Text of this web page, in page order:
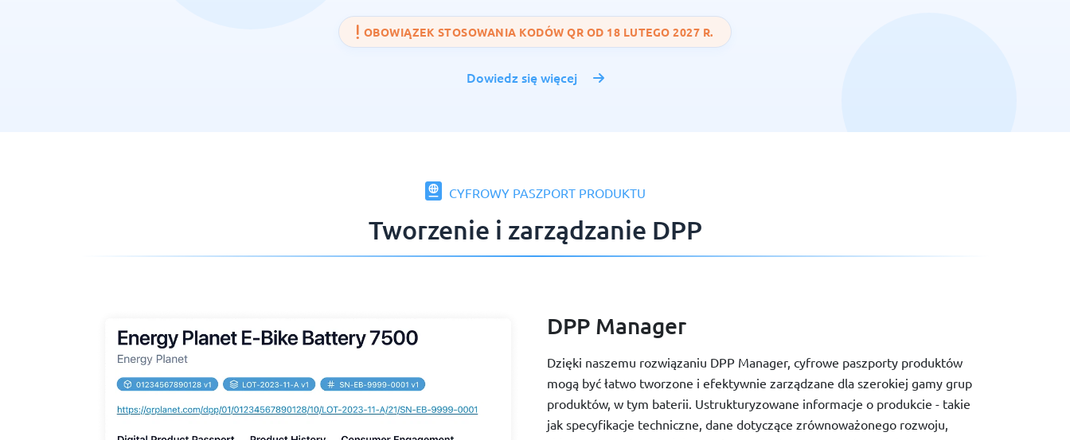
OBOWIĄZEK STOSOWANIA KODÓW QR OD 18 LUTEGO 2027 R.
Dowiedz się więcej
CYFROWY PASZPORT PRODUKTU
Tworzenie i zarządzanie DPP
DPP Manager
Dzięki naszemu rozwiązaniu DPP Manager, cyfrowe paszporty produktów
mogą być łatwo tworzone i efektywnie zarządzane dla szerokiej gamy grup
produktów, w tym baterii. Ustrukturyzowane informacje o produkcie - takie
jak specyfikacje techniczne, dane dotyczące zrównoważonego rozwoju,